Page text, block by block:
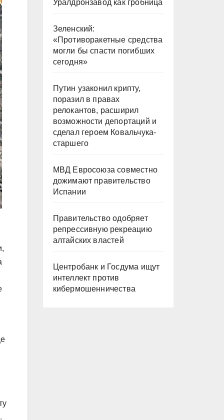
Уралдронзавод как гробница
Зеленский:
«Противоракетные средства
могли бы спасти погибших
сегодня»
Путин узаконил крипту,
поразил в правах
релокантов, расширил
возможности депортаций и
сделал героем Ковальчука-
старшего
МВД Евросоюза совместно
дожимают правительство
Испании
Правительство одобряет
репрессивную рекреацию
алтайских властей
Центробанк и Госдума ищут
интеллект против
кибермошенничества